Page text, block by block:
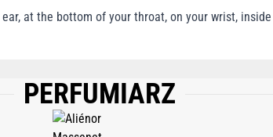
at the bottom of your throat, on your wrist,
LINALOOL, LIMONENE, CITRONELLOL,
GERANIOL.
PERFUMIARZ